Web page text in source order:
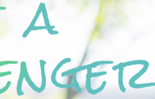
国際事業部